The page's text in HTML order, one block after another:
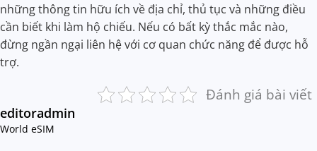
những thông tin hữu ích về địa chỉ, thủ tục và những điều
cần biết khi làm hộ chiếu. Nếu có bất kỳ thắc mắc nào,
đừng ngần ngại liên hệ với cơ quan chức năng để được hỗ
trợ.
Đánh giá bài viết
editoradmin
World eSIM